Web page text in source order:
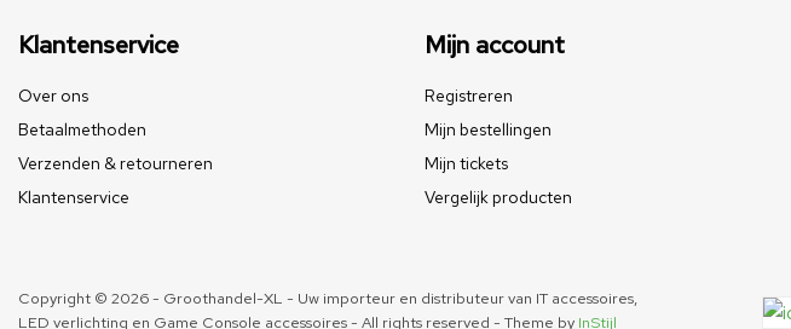
Klantenservice
Over ons
Betaalmethoden
Verzenden & retourneren
Klantenservice
Mijn account
Registreren
Mijn bestellingen
Mijn tickets
Vergelijk producten
Copyright © 2026 - Groothandel-XL - Uw importeur en distributeur van IT accessoires,
LED verlichting en Game Console accessoires - All rights reserved - Theme by InStijl